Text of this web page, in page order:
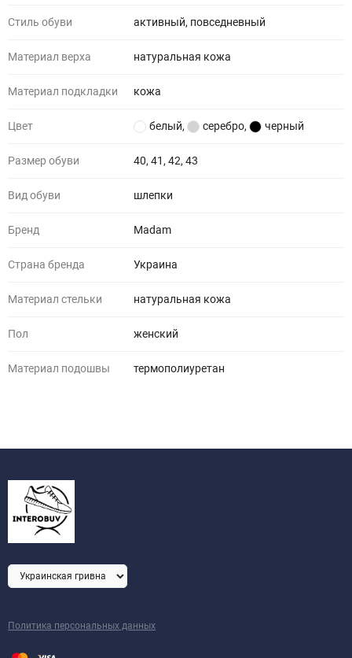
Стиль обуви активный, повседневный
Материал верха натуральная кожа
Материал подкладки кожа
Цвет белый, серебро, черный
Размер обуви 40, 41, 42, 43
Вид обуви шлепки
Бренд Madam
Страна бренда Украина
Материал стельки натуральная кожа
Пол женский
Материал подошвы термополиуретан
Политика персональных данных